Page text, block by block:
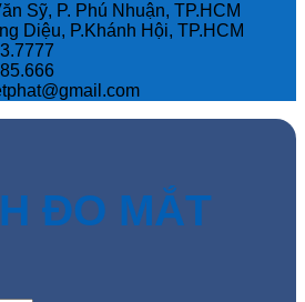
Sỹ, P. Phú Nhuận, TP.HCM
Diệu, P.Khánh Hội, TP.HCM
ĐO MẮT